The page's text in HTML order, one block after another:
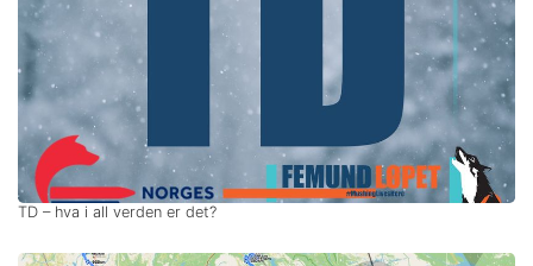
TD – hva i all verden er det?